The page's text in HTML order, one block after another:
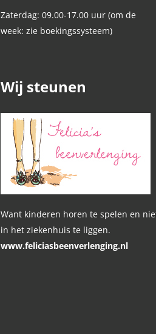
Zaterdag: 09.00-17.00 uur (om de
week: zie boekingssysteem)
Wij steunen
Want kinderen horen te spelen en
in het ziekenhuis te liggen.
www.feliciasbeenverlenging.nl